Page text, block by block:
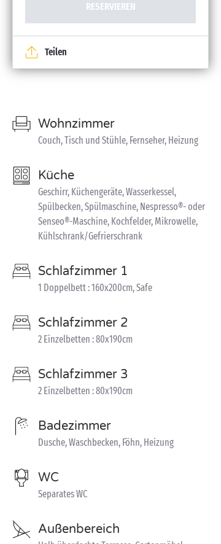
RESERVIEREN
Teilen
Wohnzimmer
Couch, Tisch und Stühle, Fernseher, Heizung
Küche
Geschirr, Küchengeräte, Wasserkessel,
Spülbecken, Spülmaschine, Nespresso®- oder
Senseo®-Maschine, Kochfelder, Mikrowelle,
Kühlschrank/Gefrierschrank
Schlafzimmer 1
1 Doppelbett : 160x200cm, Safe
Schlafzimmer 2
2 Einzelbetten : 80x190cm
Schlafzimmer 3
2 Einzelbetten : 80x190cm
Badezimmer
Dusche, Waschbecken, Föhn, Heizung
WC
Separates WC
Außenbereich